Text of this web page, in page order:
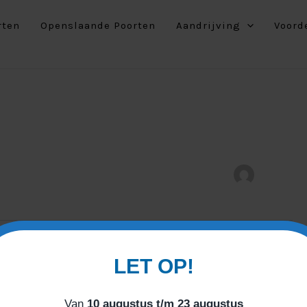
Openslaande Poorten Aandrijving
LET OP!
Van 10 augustus t/m 23 augustus